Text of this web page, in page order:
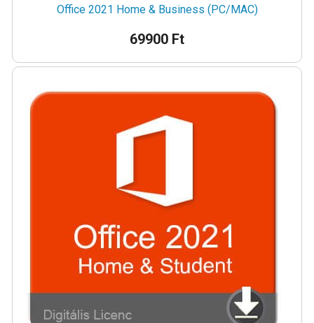
Office 2021 Home & Business (PC/MAC)
69900 Ft